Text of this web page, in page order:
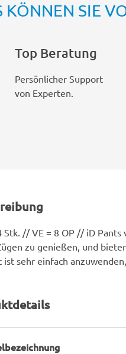
KÖNNEN SIE
Top Beratung
Persönlicher Support
von Experten.
Stk. // VE = 8 OP // iD
zu genießen, und
ist sehr einfach